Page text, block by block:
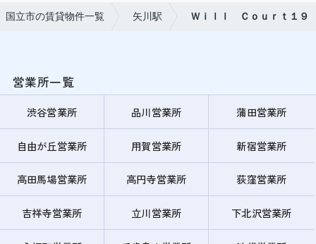
国立市の賃貸物件一覧 矢川駅 Ｗｉｌｌ Ｃｏｕｒｔ１９
営業所一覧
渋谷営業所 品川営業所 蒲田営業所
自由が丘営業所 用賀営業所 新宿営業所
高田馬場営業所 高円寺営業所 荻窪営業所
吉祥寺営業所 立川営業所 下北沢営業所